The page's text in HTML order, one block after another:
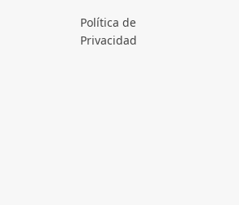
Política de
Privacidad